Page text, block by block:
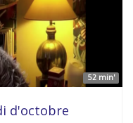
52 min'
d'octobre